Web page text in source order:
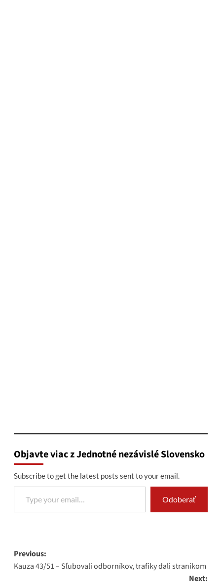
Objavte viac z Jednotné nezávislé Slovensko
Subscribe to get the latest posts sent to your email.
Type your email…
Odoberať
Post
navigation
Previous:
Kauza 43/51 – Sľubovali odborníkov, trafiky dali straníkom
Next: